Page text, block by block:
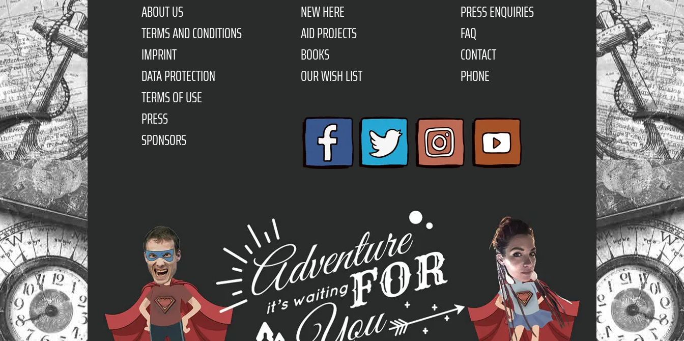
ABOUT US
TERMS AND CONDITIONS
IMPRINT
DATA PROTECTION
TERMS OF USE
PRESS
SPONSORS
NEW HERE
AID PROJECTS
BOOKS
OUR WISH LIST
PRESS ENQUIRIES
FAQ
CONTACT
PHONE